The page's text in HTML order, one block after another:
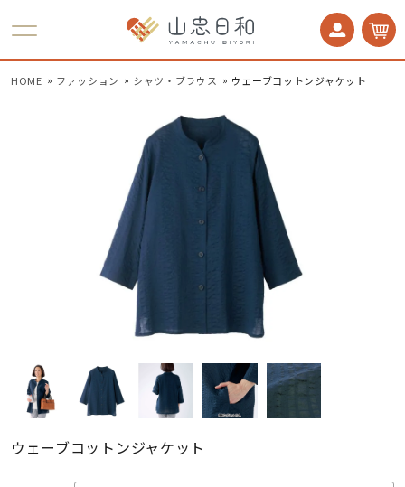
HOME ファッション シャツ・ブラウス ウェーブコットンジャケット
ウェーブコットンジャケット